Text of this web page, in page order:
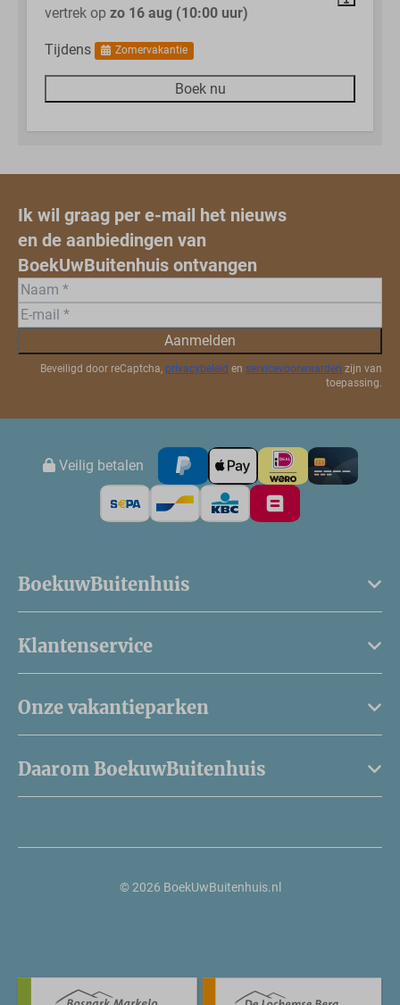
vertrek op zo 16 aug (10:00 uur)
Tijdens Zomervakantie
Boek nu
Ik wil graag per e-mail het nieuws
en de aanbiedingen van
BoekUwBuitenhuis ontvangen
Aanmelden
Beveiligd door reCaptcha, privacybeleid en servicevoorwaarden zijn van
toepassing.
Veilig betalen
BoekuwBuitenhuis
Klantenservice
Onze vakantieparken
Daarom BoekuwBuitenhuis
© 2026 BoekUwBuitenhuis.nl